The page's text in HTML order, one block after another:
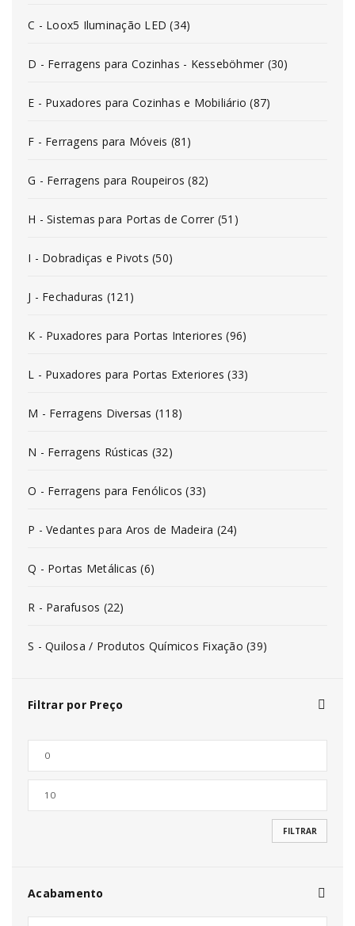
C - Loox5 Iluminação LED (34)
D - Ferragens para Cozinhas - Kesseböhmer (30)
E - Puxadores para Cozinhas e Mobiliário (87)
F - Ferragens para Móveis (81)
G - Ferragens para Roupeiros (82)
H - Sistemas para Portas de Correr (51)
I - Dobradiças e Pivots (50)
J - Fechaduras (121)
K - Puxadores para Portas Interiores (96)
L - Puxadores para Portas Exteriores (33)
M - Ferragens Diversas (118)
N - Ferragens Rústicas (32)
O - Ferragens para Fenólicos (33)
P - Vedantes para Aros de Madeira (24)
Q - Portas Metálicas (6)
R - Parafusos (22)
S - Quilosa / Produtos Químicos Fixação (39)
Filtrar por Preço
FILTRAR
Acabamento